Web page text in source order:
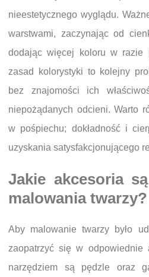
nieestetycznego wyglądu.
warstwami, zaczynając od
dodając więcej koloru w razie
zasad kolorystyki to kolejny
bez znajomości ich
niepożądanych odcieni. Warto
w pośpiechu; dokładność i
uzyskania satysfakcjonującego
Jakie akcesoria
malowania twarzy?
Aby malowanie twarzy było
zaopatrzyć się w odpowiednie
narzędziem są pędzle oraz